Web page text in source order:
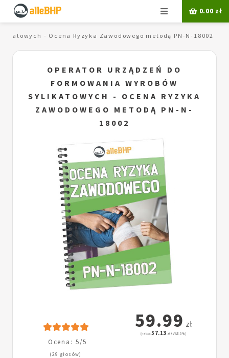
Menu 0.00 zł
- Ocena Ryzyka Zawodowego metodą PN-N-18002
OPERATOR URZĄDZEŃ DO
FORMOWANIA WYROBÓW
SYLIKATOWYCH - OCENA RYZYKA
ZAWODOWEGO METODĄ PN-N-
18002
Ocena: 5/5
(29 głosów)
59.99 zł
(netto:57.13 zł + VAT: 5%)